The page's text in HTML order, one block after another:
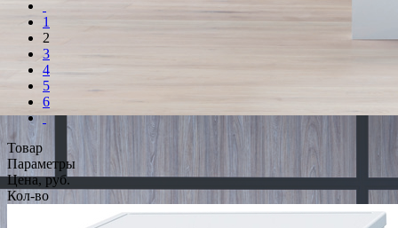
1
2
3
4
5
6
Товар
Параметры
Цена, руб.
Кол-во